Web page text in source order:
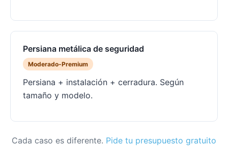
Persiana metálica de seguridad
Moderado-Premium
Persiana + instalación + cerradura. Según
tamaño y modelo.
Cada caso es diferente. Pide tu presupuesto gratuito